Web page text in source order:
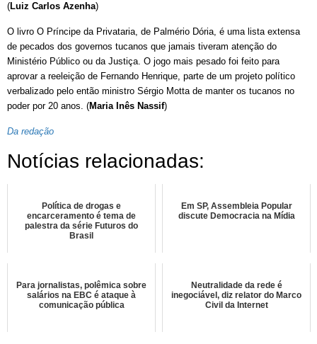
(Luiz Carlos Azenha)
O livro O Príncipe da Privataria, de Palmério Dória, é uma lista extensa
de pecados dos governos tucanos que jamais tiveram atenção do
Ministério Público ou da Justiça. O jogo mais pesado foi feito para
aprovar a reeleição de Fernando Henrique, parte de um projeto político
verbalizado pelo então ministro Sérgio Motta de manter os tucanos no
poder por 20 anos. (Maria Inês Nassif)
Da redação
Notícias relacionadas:
Política de drogas e
encarceramento é tema de
palestra da série Futuros do
Brasil
Em SP, Assembleia Popular
discute Democracia na Mídia
Para jornalistas, polêmica sobre
salários na EBC é ataque à
comunicação pública
Neutralidade da rede é
inegociável, diz relator do Marco
Civil da Internet